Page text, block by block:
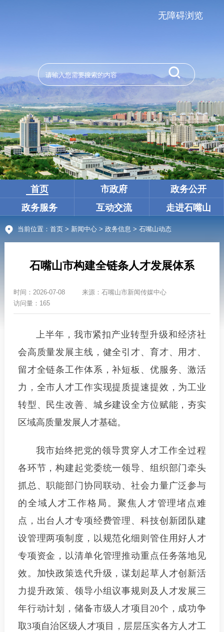
无障碍浏览
首页 市政府
政务公开
政务服务
互动交流 走进石嘴山
当前位置： 首页> 新闻中心> 政务信息 > 石嘴山动态
石嘴山市构建全链条人才发展体系
时间： 2026-07-08 来源： 石嘴山市新闻传媒中心
访问量：165
上半年，我市紧扣产业转型升级和经济社
会高质量发展主线，健全引才、育才、用才、
留才全链条工作体系，补短板、优服务、激活
力，全市人才工作实现提质提速提效，为工业
转型、民生改善、城乡建设全方位赋能，夯实
区域高质量发展人才基础。
我市始终把党的领导贯穿人才工作全过程
各环节，构建起党委统一领导、组织部门牵头
抓总、职能部门协同联动、社会力量广泛参与
的全域人才工作格局。聚焦人才管理堵点难
点，出台人才专项经费管理、科技创新团队建
设管理两项制度，以规范化细则管住用好人才
专项资金，以清单化管理推动重点任务落地见
效。加快政策迭代升级，谋划起草人才创新活
力提升政策、领导小组议事规则及人才发展三
年行动计划，储备市级人才项目20个，成功争
取3项自治区级人才项目，层层压实各方人才工